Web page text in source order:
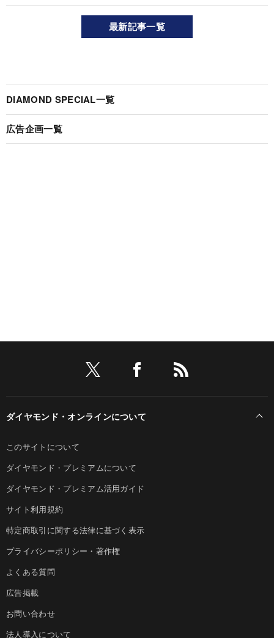
最新記事一覧
DIAMOND SPECIAL一覧
広告企画一覧
ダイヤモンド・オンラインについて
このサイトについて
ダイヤモンド・プレミアムについて
ダイヤモンド・プレミアム活用ガイド
サイト利用規約
特定商取引に関する法律に基づく表示
プライバシーポリシー・著作権
よくある質問
広告掲載
お問い合わせ
法人導入について